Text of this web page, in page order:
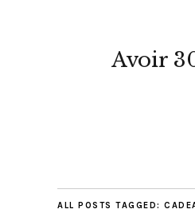
Avoir
ALL POSTS TAGGED: